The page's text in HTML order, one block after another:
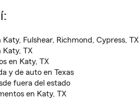
Fulshear, Richmond, Cypress, TX
Katy, TX
en Katy, TX
y de auto en Texas
fuera del estado
en Katy, TX